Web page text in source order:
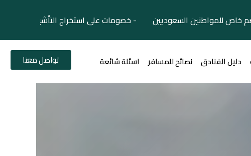
للمواطنين السعوديين - خصومات على استخراج التأشيرات
دليل الفنادق نصائح للمسافر اسئلة شائعة تواصل معنا